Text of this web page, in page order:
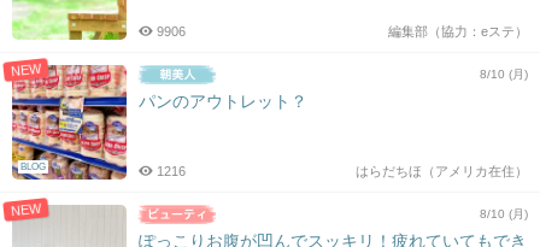
編集部（協力：eステ）
9906
NEW
BLOG
8/10 (月)
パンのアウトレット？
はらだちほ（アメリカ在住）
1216
NEW 8/10 (月)
ぽっこりお腹が凹んでスッキリ！疲れていてもでき